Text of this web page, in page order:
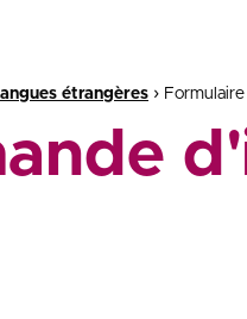
étrangères ›